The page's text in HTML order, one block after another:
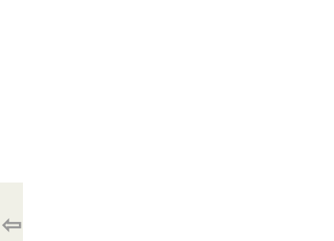
⇦